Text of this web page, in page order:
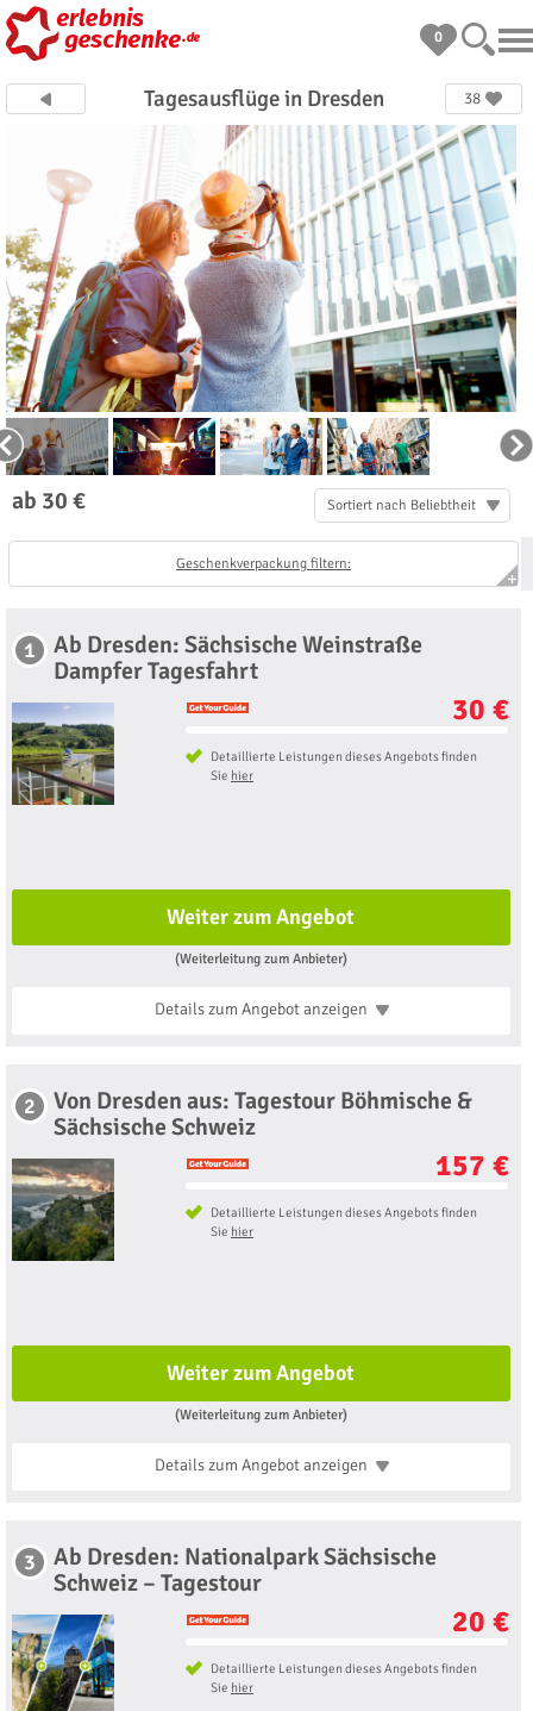
0
Tagesausflüge in Dresden 38
ab 30 € Sortiert nach Beliebtheit
Geschenkverpackung filtern:
1
Ab Dresden: Sächsische Weinstraße
Dampfer Tagesfahrt
30 €
Detaillierte Leistungen dieses Angebots finden
Sie hier
Weiter zum Angebot
(Weiterleitung zum Anbieter)
Details zum Angebotanzeigen
2
Von Dresden aus: Tagestour Böhmische &
Sächsische Schweiz
157 €
Detaillierte Leistungen dieses Angebots finden
Sie hier
Weiter zum Angebot
(Weiterleitung zum Anbieter)
Details zum Angebotanzeigen
3
Ab Dresden: Nationalpark Sächsische
Schweiz – Tagestour
20 €
Detaillierte Leistungen dieses Angebots finden
Sie hier